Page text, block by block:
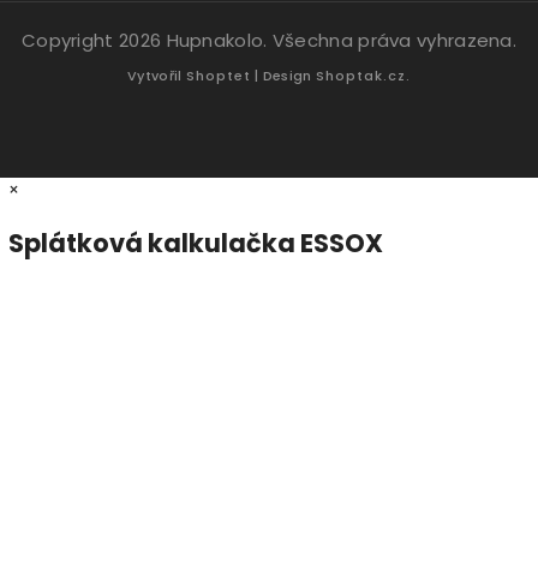
Copyright 2026 Hupnakolo. Všechna práva vyhrazena.
Vytvořil Shoptet | Design Shoptak.cz.
×
Splátková kalkulačka ESSOX